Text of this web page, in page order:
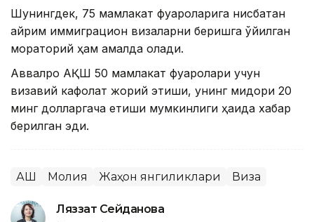
Шунингдек, 75 мамлакат фуқароларига нисбатан
айрим иммиграцион визаларни беришга қўйилган
мораторий ҳам амалда қолади.
Аввалроқ АҚШ 50 мамлакат фуқаролари учун
визавий кафолат жорий этиши, унинг миқдори 20
минг долларгача етиши мумкинлиги ҳақида хабар
берилган эди.
АҚШ Молия Жаҳон янгиликлари Виза
Ляззат Сейданова